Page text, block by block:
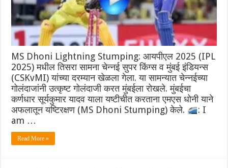
MS Dhoni Lightning Stumping: आयपीएल 2025 (IPL
2025) मधील तिसरा सामना चेन्नई सुपर किंग्स व मुंबई इंडियन्स
(CSKvMI) यांच्या दरम्यान खेळला गेला. या सामन्यात चेन्नईच्या
गोलंदाजांनी उत्कृष्ट गोलंदाजी करत मुंबईला रोखले. मुंबईचा
कर्णधार सूर्यकुमार यादव याला यष्टीचीत करताना एमएस धोनी याने
अफलातून यष्टिरक्षण (MS Dhoni Stumping) केले.
: I
am …
Read More »